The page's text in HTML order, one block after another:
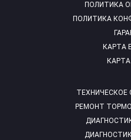
ТЕХНИЧЕСКОЕ
РЕМОНТ
ПОЛИТИКА
ПОЛИТИКА
КАРТА